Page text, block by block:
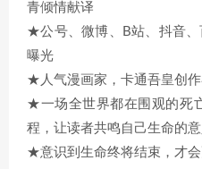
青倾情献译
★公号、微博、B站、抖音
曝光
★人气漫画家，卡通吾皇创
★一场全世界都在围观的死
程，让读者共鸣自己生命的意
★意识到生命终将结束，才